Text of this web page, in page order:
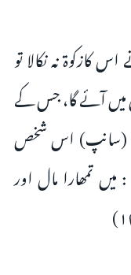
نہ نکالا تو
میں آئے گا، جس کے
(سانپ) اس شخص
تمھارا مال اور